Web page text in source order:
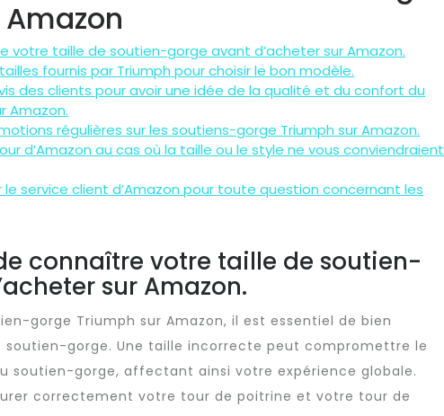
votre taille de soutien-gorge avant d’acheter sur Amazon.
fournis par Triumph pour choisir le bon modèle.
des clients pour avoir une idée de la qualité et du confort du
Amazon.
régulières sur les soutiens-gorge Triumph sur Amazon.
d’Amazon au cas où la taille ou le style ne vous conviendraient
service client d’Amazon pour toute question concernant les
connaître votre taille de soutien-
sur Amazon.
gorge Triumph sur Amazon, il est essentiel de bien
gorge. Une taille incorrecte peut compromettre le
soutien-gorge, affectant ainsi votre expérience globale.
correctement votre tour de poitrine et votre tour de